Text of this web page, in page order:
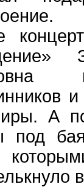
и
А
под